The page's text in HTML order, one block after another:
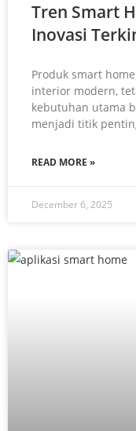
Tren Smart
Inovasi
Produk smart
interior modern,
kebutuhan utama
menjadi titik
READ MORE »
December 6, 2025